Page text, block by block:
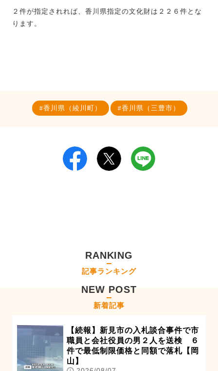
２件が指定されれば、香川県指定の文化財は２２６件とな
ります。
香川県（綾川町） 香川県（三豊市）
RANKING
記事ランキング
NEW POST
新着記事
【続報】新見市の入札談合事件で市
職員と会社役員の男２人を送検 ６
件で最低制限価格と同額で落札【岡
山】